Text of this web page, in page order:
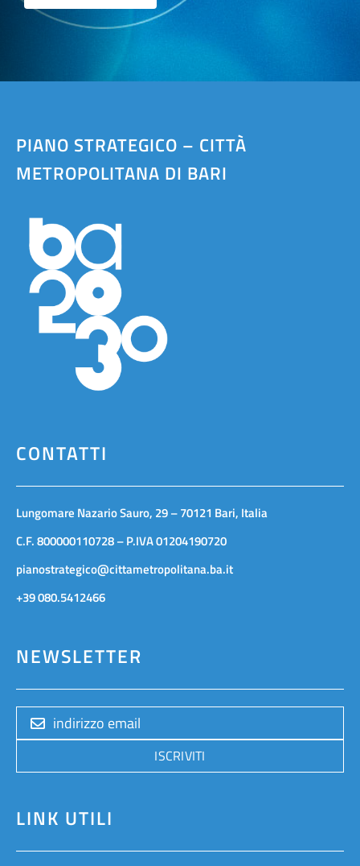
PIANO STRATEGICO – CITTÀ
METROPOLITANA DI BARI
CONTATTI
Lungomare Nazario Sauro, 29 – 70121 Bari, Italia
C.F. 800000110728 – P.IVA 01204190720
pianostrategico@cittametropolitana.ba.it
+39 080.5412466
NEWSLETTER
ISCRIVITI
LINK UTILI